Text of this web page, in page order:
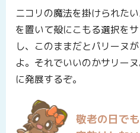
ニコリの魔法を掛けられた
を置いて殻にこもる選択を
し、このままだとパリーヌ
よ。それでいいのかサリー
に発展するぞ。
敬老の日で